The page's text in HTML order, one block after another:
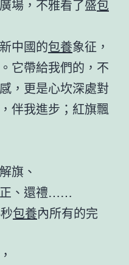
場，不雅看了盛包
中國的包養象征，
它帶給我們的，不
，更是心坎深處對
伴我進步；紅旗飄
旗、
、還禮……
包養內所有的完